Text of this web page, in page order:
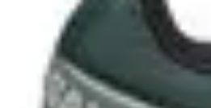
Tutorie Italiani
Tecniche di Tutoring
Strategie di Tutoring
Tutorie Italiani